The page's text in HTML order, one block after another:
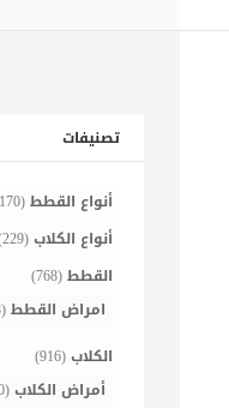
تصنيفات
أنواع القطط(170)
أنواع الكلاب(229)
القطط(768)
امراض القطط(488)
الكلاب(916)
أمراض الكلاب(710)